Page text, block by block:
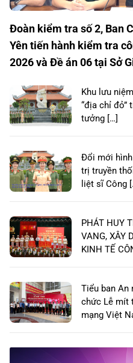
Đoàn kiểm tra số 2, Ban
Yên tiến hành kiểm tra
2026 và Đề án 06 tại Sở
Khu lưu
“địa chỉ đỏ”
tưởng […]
Đổi mới
trị truyền
liệt sĩ Công
PHÁT HUY
VANG, XÂY
KINH TẾ
Tiểu ban An
chức Lễ mít
mạng Việt